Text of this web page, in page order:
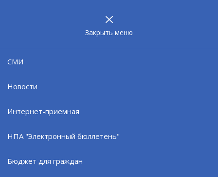
Закрыть меню
СМИ
Новости
Интернет-приемная
НПА "Электронный бюллетень"
Бюджет для граждан
Банк
Образцы заявительных документов